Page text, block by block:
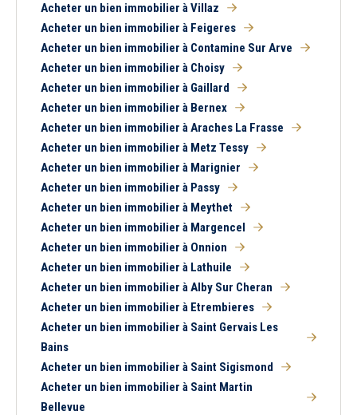
Acheter un bien immobilier à Villaz
Acheter un bien immobilier à Feigeres
Acheter un bien immobilier à Contamine Sur Arve
Acheter un bien immobilier à Choisy
Acheter un bien immobilier à Gaillard
Acheter un bien immobilier à Bernex
Acheter un bien immobilier à Araches La Frasse
Acheter un bien immobilier à Metz Tessy
Acheter un bien immobilier à Marignier
Acheter un bien immobilier à Passy
Acheter un bien immobilier à Meythet
Acheter un bien immobilier à Margencel
Acheter un bien immobilier à Onnion
Acheter un bien immobilier à Lathuile
Acheter un bien immobilier à Alby Sur Cheran
Acheter un bien immobilier à Etrembieres
Acheter un bien immobilier à Saint Gervais Les
Bains
Acheter un bien immobilier à Saint Sigismond
Acheter un bien immobilier à Saint Martin
Bellevue